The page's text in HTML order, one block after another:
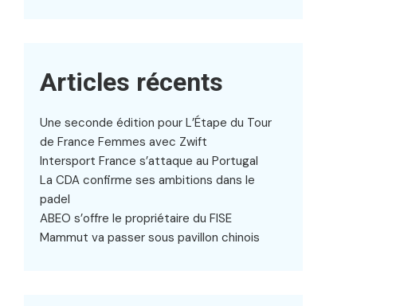
Articles récents
Une seconde édition pour L’Étape du Tour
de France Femmes avec Zwift
Intersport France s’attaque au Portugal
La CDA confirme ses ambitions dans le
padel
ABEO s’offre le propriétaire du FISE
Mammut va passer sous pavillon chinois